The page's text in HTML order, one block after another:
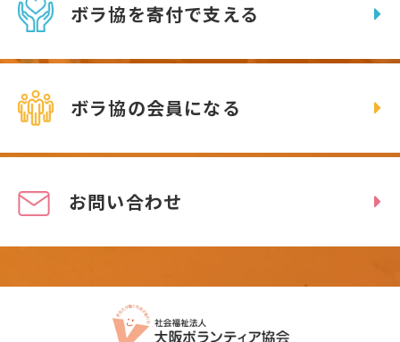
ボラ協を寄付で支える
ボラ協の会員になる
お問い合わせ